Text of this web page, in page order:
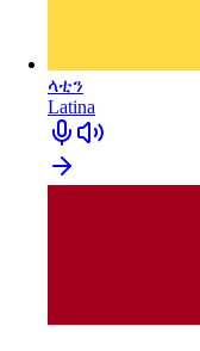
ላቲን
Latina